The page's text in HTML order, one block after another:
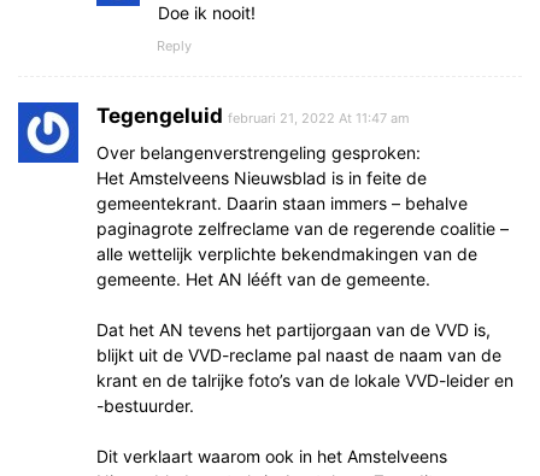
Doe ik nooit!
Reply
Tegengeluid februari 21, 2022 At 11:47 am
Over belangenverstrengeling gesproken:
Het Amstelveens Nieuwsblad is in feite de
gemeentekrant. Daarin staan immers – behalve
paginagrote zelfreclame van de regerende coalitie –
alle wettelijk verplichte bekendmakingen van de
gemeente. Het AN lééft van de gemeente.
Dat het AN tevens het partijorgaan van de VVD is,
blijkt uit de VVD-reclame pal naast de naam van de
krant en de talrijke foto’s van de lokale VVD-leider en
-bestuurder.
Dit verklaart waarom ook in het Amstelveens